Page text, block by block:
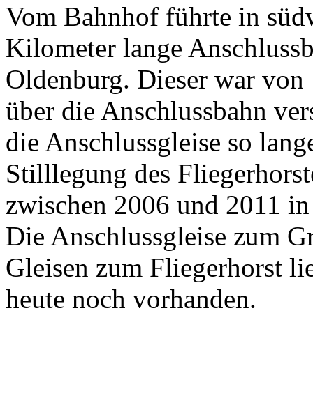
Vom Bahnhof führte in
Kilometer lange
Oldenburg. Dieser war
über die Anschlussbahn
die Anschlussgleise so
Stilllegung des
zwischen 2006 und 2011
Die Anschlussgleise zum
Gleisen zum Fliegerhorst
heute noch vorhanden.